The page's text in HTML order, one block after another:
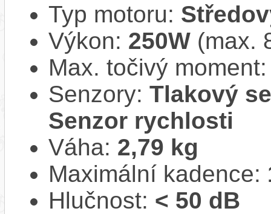
Typ motoru:
Výkon: 250W (max.
Max. točivý
Senzory: Tlakový
Senzor rychlosti
Váha: 2,79 kg
Maximální kadence:
Hlučnost: < 50 dB